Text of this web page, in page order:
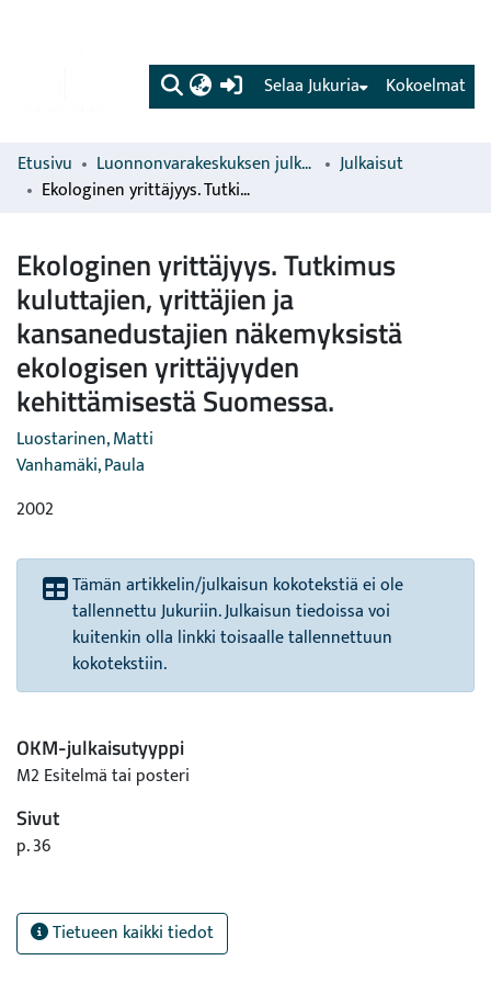
(current) Kokoelmat
Selaa Jukuria
Etusivu Luonnonvarakeskuksen julkaisut
Julkaisut
Ekologinen yrittäjyys. Tutkimus kuluttajien, yrittäjien ja kansanedustajien näkemyksistä ekologisen yrittäjyyden kehittämisestä Suomessa.
Ekologinen yrittäjyys. Tutkimus
kuluttajien, yrittäjien ja
kansanedustajien näkemyksistä
ekologisen yrittäjyyden
kehittämisestä Suomessa.
Luostarinen, Matti
Vanhamäki, Paula
2002
Tämän artikkelin/julkaisun kokotekstiä ei ole
tallennettu Jukuriin. Julkaisun tiedoissa voi
kuitenkin olla linkki toisaalle tallennettuun
kokotekstiin.
OKM-julkaisutyyppi
M2 Esitelmä tai posteri
Sivut
p. 36
Tietueen kaikki tiedot